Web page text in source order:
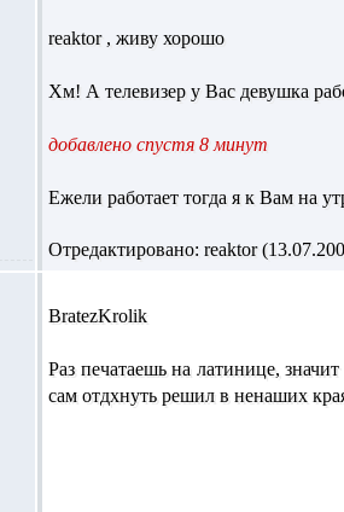
reaktor , живу хорошо
Хм! А телевизер у Вас девушка
добавлено спустя 8 минут
Ежели работает тогда я к Вам на
Отредактировано: reaktor
BratezKrolik
Раз печатаешь на латинице,
сам отдхнуть решил в ненаших